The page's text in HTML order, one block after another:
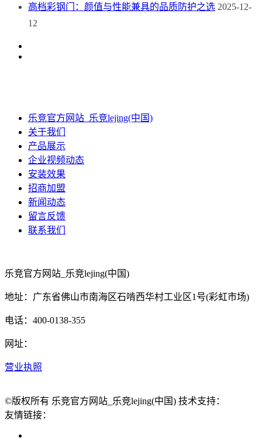
高档彩钢门：颜值与性能兼具的品质防护之选 2025-12-
12
乐竞官方网站_乐竞lejing(中国)
关于我们
产品展示
企业视频动态
安装效果
招商加盟
新闻动态
留言反馈
联系我们
乐竞官方网站_乐竞lejing(中国)
地址：广东省佛山市南海区石啃西华村工业区1号(彩虹市场)
电话：400-0138-355
网址：
营业执照
©版权所有 乐竞官方网站_乐竞lejing(中国) 技术支持：
友情链接：